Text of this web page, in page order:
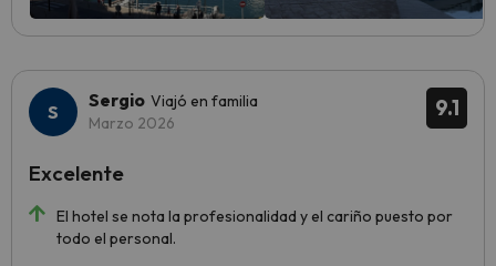
9.1
Sergio Viajó en familia
Marzo 2026
El hotel se nota la profesionalidad y el cariño puesto por
todo el personal.
Excelente